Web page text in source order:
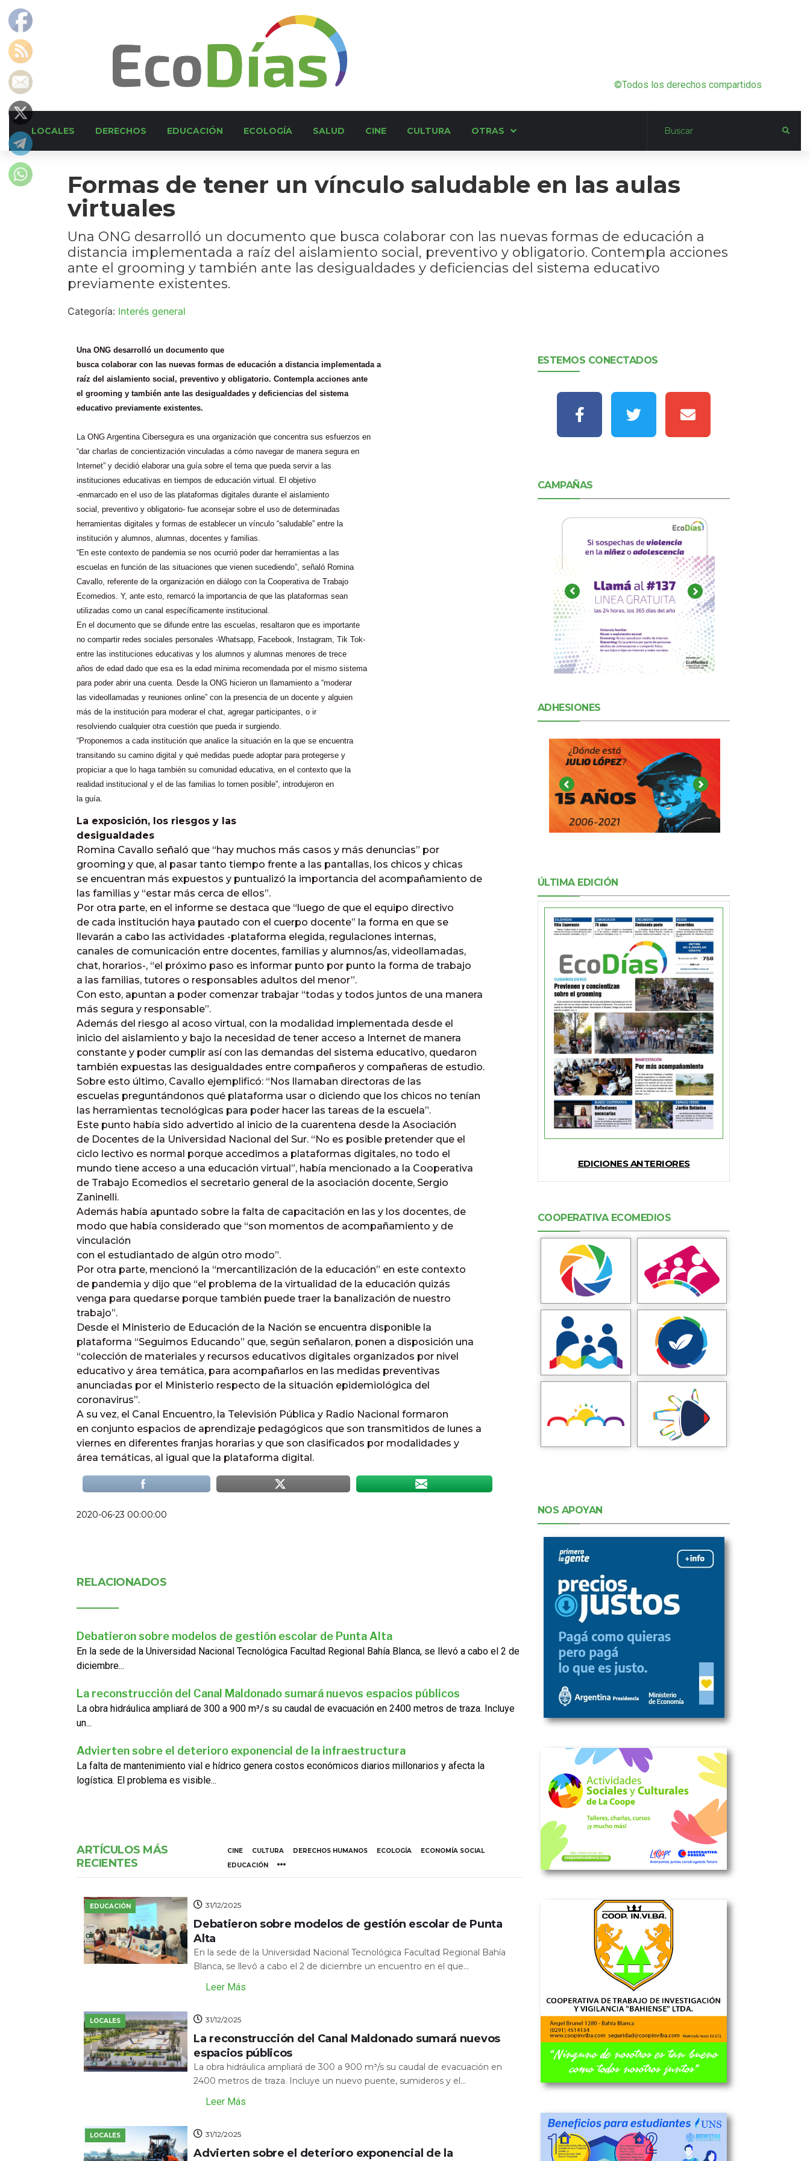
©Todos los derechos compartidos
LOCALES DERECHOS EDUCACIÓN ECOLOGÍA SALUD CINE CULTURA OTRAS
Formas de tener un vínculo saludable en las aulas
virtuales
Una ONG desarrolló un documento que busca colaborar con las nuevas formas de educación a
distancia implementada a raíz del aislamiento social, preventivo y obligatorio. Contempla acciones
ante el grooming y también ante las desigualdades y deficiencias del sistema educativo
previamente existentes.
Categoría: Interés general
Una ONG desarrolló un documento que
busca colaborar con las nuevas formas de educación a distancia implementada a
raíz del aislamiento social, preventivo y obligatorio. Contempla acciones ante
el grooming y también ante las desigualdades y deficiencias del sistema
educativo previamente existentes.
La ONG Argentina Cibersegura es una organización que concentra sus esfuerzos en
“dar charlas de concientización vinculadas a cómo navegar de manera segura en
Internet” y decidió elaborar una guía sobre el tema que pueda servir a las
instituciones educativas en tiempos de educación virtual. El objetivo
-enmarcado en el uso de las plataformas digitales durante el aislamiento
social, preventivo y obligatorio- fue aconsejar sobre el uso de determinadas
herramientas digitales y formas de establecer un vínculo “saludable” entre la
institución y alumnos, alumnas, docentes y familias.
“En este contexto de pandemia se nos ocurrió poder dar herramientas a las
escuelas en función de las situaciones que vienen sucediendo”, señaló Romina
Cavallo, referente de la organización en diálogo con la Cooperativa de Trabajo
Ecomedios. Y, ante esto, remarcó la importancia de que las plataformas sean
utilizadas como un canal específicamente institucional.
En el documento que se difunde entre las escuelas, resaltaron que es importante
no compartir redes sociales personales -Whatsapp, Facebook, Instagram, Tik Tok-
entre las instituciones educativas y los alumnos y alumnas menores de trece
años de edad dado que esa es la edad mínima recomendada por el mismo sistema
para poder abrir una cuenta. Desde la ONG hicieron un llamamiento a “moderar
las videollamadas y reuniones online” con la presencia de un docente y alguien
más de la institución para moderar el chat, agregar participantes, o ir
resolviendo cualquier otra cuestión que pueda ir surgiendo.
“Proponemos a cada institución que analice la situación en la que se encuentra
transitando su camino digital y qué medidas puede adoptar para protegerse y
propiciar a que lo haga también su comunidad educativa, en el contexto que la
realidad institucional y el de las familias lo tornen posible”, introdujeron en
la guía.
La exposición, los riesgos y las
desigualdades
Romina Cavallo señaló que “hay muchos más casos y más denuncias” por
grooming y que, al pasar tanto tiempo frente a las pantallas, los chicos y chicas
se encuentran más expuestos y puntualizó la importancia del acompañamiento de
las familias y “estar más cerca de ellos”.
Por otra parte, en el informe se destaca que “luego de que el equipo directivo
de cada institución haya pautado con el cuerpo docente” la forma en que se
llevarán a cabo las actividades -plataforma elegida, regulaciones internas,
canales de comunicación entre docentes, familias y alumnos/as, videollamadas,
chat, horarios-, “el próximo paso es informar punto por punto la forma de trabajo
a las familias, tutores o responsables adultos del menor”.
Con esto, apuntan a poder comenzar trabajar “todas y todos juntos de una manera
más segura y responsable”.
Además del riesgo al acoso virtual, con la modalidad implementada desde el
inicio del aislamiento y bajo la necesidad de tener acceso a Internet de manera
constante y poder cumplir así con las demandas del sistema educativo, quedaron
también expuestas las desigualdades entre compañeros y compañeras de estudio.
Sobre esto último, Cavallo ejemplificó: “Nos llamaban directoras de las
escuelas preguntándonos qué plataforma usar o diciendo que los chicos no tenían
las herramientas tecnológicas para poder hacer las tareas de la escuela”.
Este punto había sido advertido al inicio de la cuarentena desde la Asociación
de Docentes de la Universidad Nacional del Sur. “No es posible pretender que el
ciclo lectivo es normal porque accedimos a plataformas digitales, no todo el
mundo tiene acceso a una educación virtual”, había mencionado a la Cooperativa
de Trabajo Ecomedios el secretario general de la asociación docente, Sergio
Zaninelli.
Además había apuntado sobre la falta de capacitación en las y los docentes, de
modo que había considerado que “son momentos de acompañamiento y de
vinculación
con el estudiantado de algún otro modo”.
Por otra parte, mencionó la “mercantilización de la educación” en este contexto
de pandemia y dijo que “el problema de la virtualidad de la educación quizás
venga para quedarse porque también puede traer la banalización de nuestro
trabajo”.
Desde el Ministerio de Educación de la Nación se encuentra disponible la
plataforma “Seguimos Educando” que, según señalaron, ponen a disposición una
“colección de materiales y recursos educativos digitales organizados por nivel
educativo y área temática, para acompañarlos en las medidas preventivas
anunciadas por el Ministerio respecto de la situación epidemiológica del
coronavirus”.
A su vez, el Canal Encuentro, la Televisión Pública y Radio Nacional formaron
en conjunto espacios de aprendizaje pedagógicos que son transmitidos de lunes a
viernes en diferentes franjas horarias y que son clasificados por modalidades y
área temáticas, al igual que la plataforma digital.
2020-06-23 00:00:00
RELACIONADOS
Debatieron sobre modelos de gestión escolar de Punta Alta
En la sede de la Universidad Nacional Tecnológica Facultad Regional Bahía Blanca, se llevó a cabo el 2 de
diciembre...
La reconstrucción del Canal Maldonado sumará nuevos espacios públicos
La obra hidráulica ampliará de 300 a 900 m³/s su caudal de evacuación en 2400 metros de traza. Incluye
un...
Advierten sobre el deterioro exponencial de la infraestructura
La falta de mantenimiento vial e hídrico genera costos económicos diarios millonarios y afecta la
logística. El problema es visible...
ARTÍCULOS MÁS
RECIENTES
CINE CULTURA DERECHOS HUMANOS ECOLOGÍA
ECONOMÍA SOCIAL
EDUCACIÓN
EDUCACIÓN 31/12/2025
Debatieron sobre modelos de gestión escolar de Punta
Alta
En la sede de la Universidad Nacional Tecnológica Facultad Regional Bahía
Blanca, se llevó a cabo el 2 de diciembre un encuentro en el que...
Leer Más
LOCALES 31/12/2025
La reconstrucción del Canal Maldonado sumará nuevos
espacios públicos
La obra hidráulica ampliará de 300 a 900 m³/s su caudal de evacuación en
2400 metros de traza. Incluye un nuevo puente, sumideros y el...
Leer Más
LOCALES 31/12/2025
Advierten sobre el deterioro exponencial de la
ESTEMOS CONECTADOS
CAMPAÑAS
ADHESIONES
ÚLTIMA EDICIÓN
EDICIONES ANTERIORES
COOPERATIVA ECOMEDIOS
NOS APOYAN